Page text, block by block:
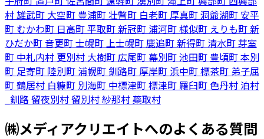
村雄武町 大空町 豊浦町壮瞥町 白老町 厚真町洞爺湖町安平
町 むかわ町 日高町平取町新冠町 浦河町様似町 えりも町新
ひだか町音更町士幌町上士幌町鹿追町新得町 清水町芽室
町 中札内村 更別村 大樹町広尾町 幕別町池田町 豊頃町本別
町 足寄町 陸別町 浦幌町 釧路町 厚岸町 浜中町標茶町 弟子屈
町鶴居村 白糠町 別海町 中標津町標津町 羅臼町色丹村泊村
_釧路留夜別村留別村紗那村蘂取村
㈱メディアクリエイトへのよくある質問